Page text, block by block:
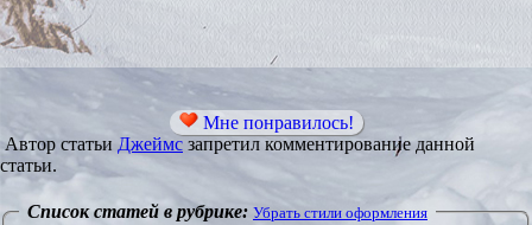
Мне понравилось!
Автор статьи Джеймс запретил комментирование данной
статьи.
Список статей в рубрике: Убрать стили оформления